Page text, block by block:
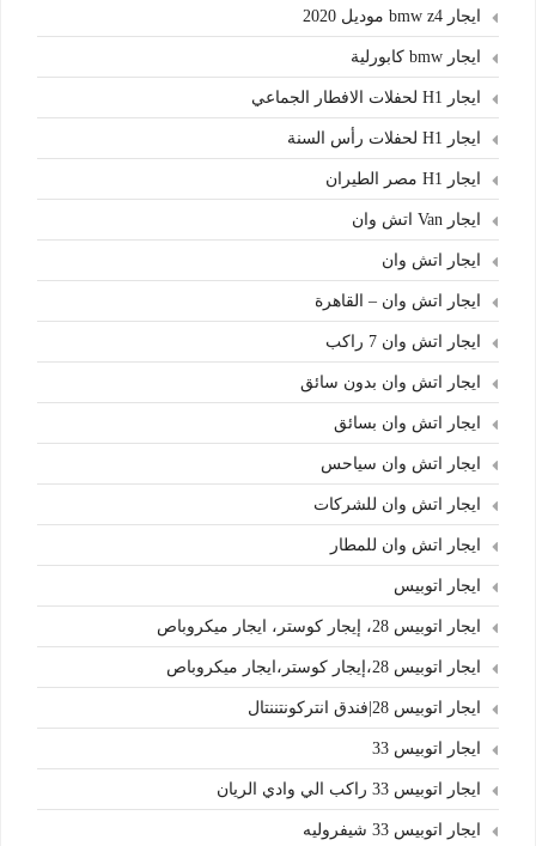
ايجار bmw z4 موديل 2020
ايجار bmw كابورلية
ايجار H1 لحفلات الافطار الجماعي
ايجار H1 لحفلات رأس السنة
ايجار H1 مصر الطيران
ايجار Van اتش وان
ايجار اتش وان
ايجار اتش وان – القاهرة
ايجار اتش وان 7 راكب
ايجار اتش وان بدون سائق
ايجار اتش وان بسائق
ايجار اتش وان سياحس
ايجار اتش وان للشركات
ايجار اتش وان للمطار
ايجار اتوبيس
ايجار اتوبيس 28، إيجار كوستر، ايجار ميكروباص
ايجار اتوبيس 28،إيجار كوستر،ايجار ميكروباص
ايجار اتوبيس 28|فندق انتركونتننتال
ايجار اتوبيس 33
ايجار اتوبيس 33 راكب الي وادي الريان
ايجار اتوبيس 33 شيفروليه